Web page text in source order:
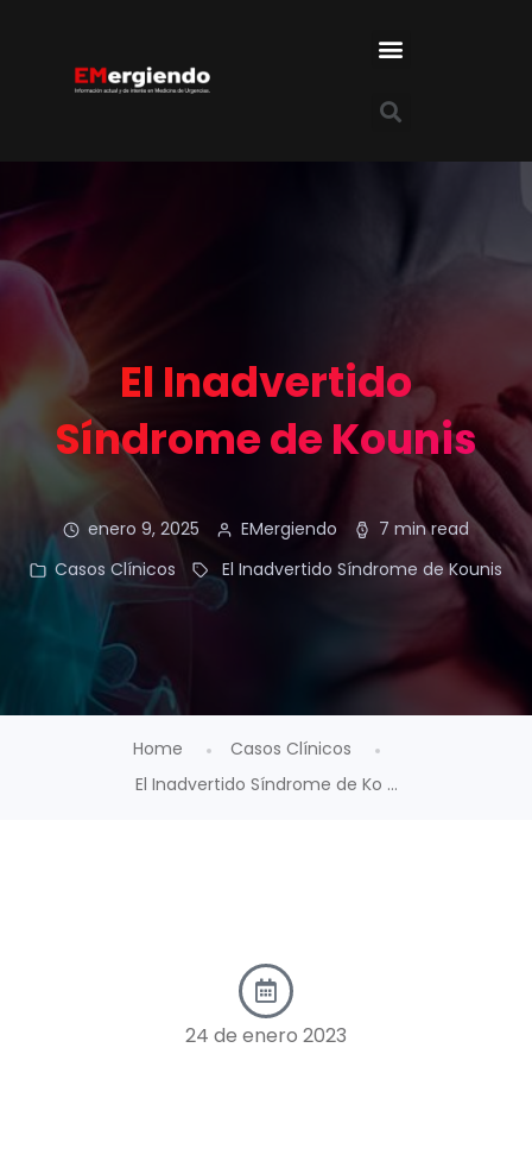
El Inadvertido
Síndrome de Kounis
enero 9, 2025 EMergiendo
7 min read
Casos Clínicos
El Inadvertido Síndrome de Kounis
Home
Casos Clínicos
El Inadvertido Síndrome de Ko ...
24 de enero 2023